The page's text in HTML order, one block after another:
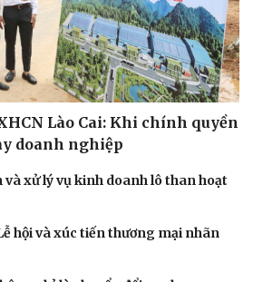
Lào Cai: Khi chính quyền
doanh nghiệp
xử lý vụ kinh doanh lô than hoạt
hội và xúc tiến thương mại nhãn